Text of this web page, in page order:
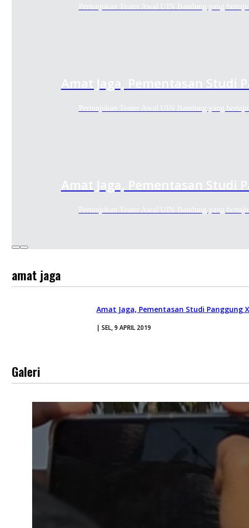
Pertunjukan Teater Awal UIN Bandung yang
Amat Jaga, Pementasan Studi
Pertunjukan Teater Awal UIN Bandung yang
Amat Jaga, Pementasan Studi
Pertunjukan Teater Awal UIN Bandung yang
amat jaga
Amat Jaga, Pementasan Studi Panggung
| SEL, 9 APRIL 2019
Galeri